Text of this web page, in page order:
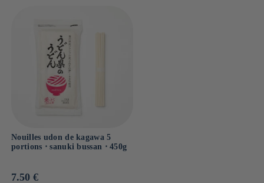
Nouilles udon de kagawa 5
portions ⋅ sanuki bussan ⋅ 450g
Prix
7.50 €